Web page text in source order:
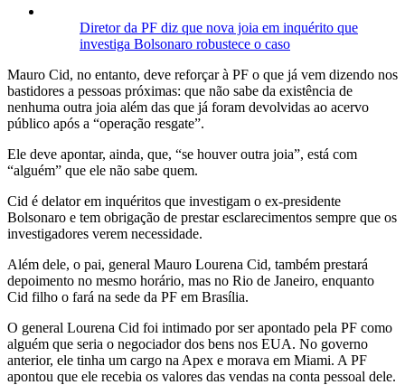
Diretor da PF diz que nova joia em inquérito que
investiga Bolsonaro robustece o caso
Mauro Cid, no entanto, deve reforçar à PF o que já vem dizendo nos
bastidores a pessoas próximas: que não sabe da existência de
nenhuma outra joia além das que já foram devolvidas ao acervo
público após a “operação resgate”.
Ele deve apontar, ainda, que, “se houver outra joia”, está com
“alguém” que ele não sabe quem.
Cid é delator em inquéritos que investigam o ex-presidente
Bolsonaro e tem obrigação de prestar esclarecimentos sempre que os
investigadores verem necessidade.
Além dele, o pai, general Mauro Lourena Cid, também prestará
depoimento no mesmo horário, mas no Rio de Janeiro, enquanto
Cid filho o fará na sede da PF em Brasília.
O general Lourena Cid foi intimado por ser apontado pela PF como
alguém que seria o negociador dos bens nos EUA. No governo
anterior, ele tinha um cargo na Apex e morava em Miami. A PF
apontou que ele recebia os valores das vendas na conta pessoal dele.